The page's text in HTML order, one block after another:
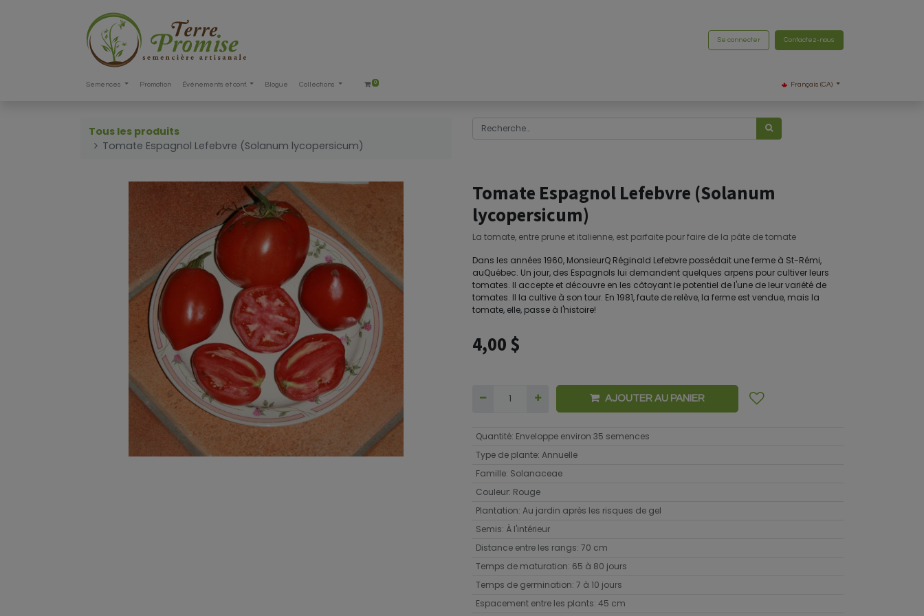
Se connecter Contactez-nous
Semences Promotion Événements et conf. Blogue Collections 0 Français (CA)
Tous les produits
Tomate Espagnol Lefebvre (Solanum lycopersicum)
Tomate Espagnol Lefebvre (Solanum
lycopersicum)
La tomate, entre prune et italienne, est parfaite pour faire de la pâte de tomate
Dans les années 1960, MonsieurQ Réginald Lefebvre possédait une ferme à St-Rémi,
auQuébec. Un jour, des Espagnols lui demandent quelques arpens pour cultiver leurs
tomates. Il accepte et découvre en les côtoyant le potentiel de l'une de leur variété de
tomates. Il la cultive à son tour. En 1981, faute de relève, la ferme est vendue, mais la
tomate, elle, passe à l'histoire!
4,00 $
AJOUTER AU PANIER
Quantité: Enveloppe environ 35 semences
Type de plante: Annuelle
Famille: Solanaceae
Couleur: Rouge
Plantation: Au jardin après les risques de gel
Semis: À l'intérieur
Distance entre les rangs: 70 cm
Temps de maturation: 65 à 80 jours
Temps de germination: 7 à 10 jours
Espacement entre les plants: 45 cm